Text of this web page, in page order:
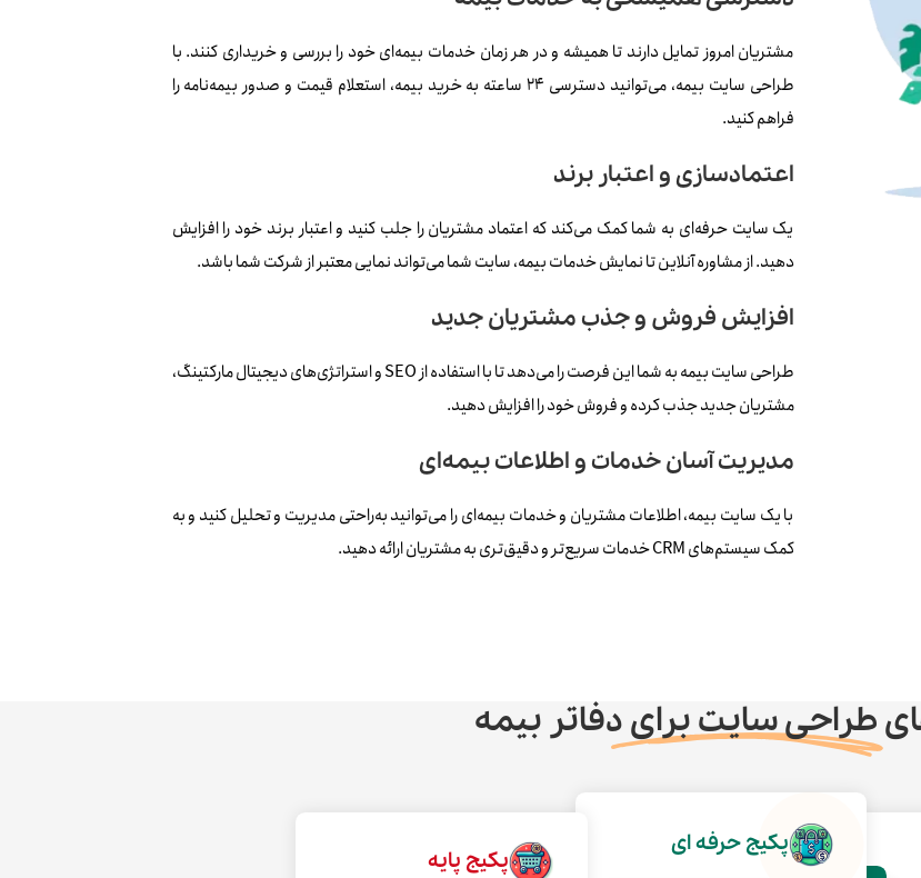
مشتریان امروز تمایل دارند تا همیشه و در هر زمان خدمات بیمه‌ای خود را بررسی و خریداری کنند. با
طراحی سایت بیمه، می‌توانید دسترسی 24 ساعته به خرید بیمه، استعلام قیمت و صدور بیمه‌نامه را
فراهم کنید.
اعتمادسازی و اعتبار برند
یک سایت حرفه‌ای به شما کمک می‌کند که اعتماد مشتریان را جلب کنید و اعتبار برند خود را افزایش
دهید. از مشاوره آنلاین تا نمایش خدمات بیمه، سایت شما می‌تواند نمایی معتبر از شرکت شما باشد.
افزایش فروش و جذب مشتریان جدید
طراحی سایت بیمه به شما این فرصت را می‌دهد تا با استفاده از SEO و استراتژی‌های دیجیتال مارکتینگ،
مشتریان جدید جذب کرده و فروش خود را افزایش دهید.
مدیریت آسان خدمات و اطلاعات بیمه‌ای
با یک سایت بیمه، اطلاعات مشتریان و خدمات بیمه‌ای را می‌توانید به‌راحتی مدیریت و تحلیل کنید و به
کمک سیستم‌های CRM خدمات سریع‌تر و دقیق‌تری به مشتریان ارائه دهید.
طراحی سایت برای دفاتر بیمه
پکیج حرفه ای
پکیج پایه